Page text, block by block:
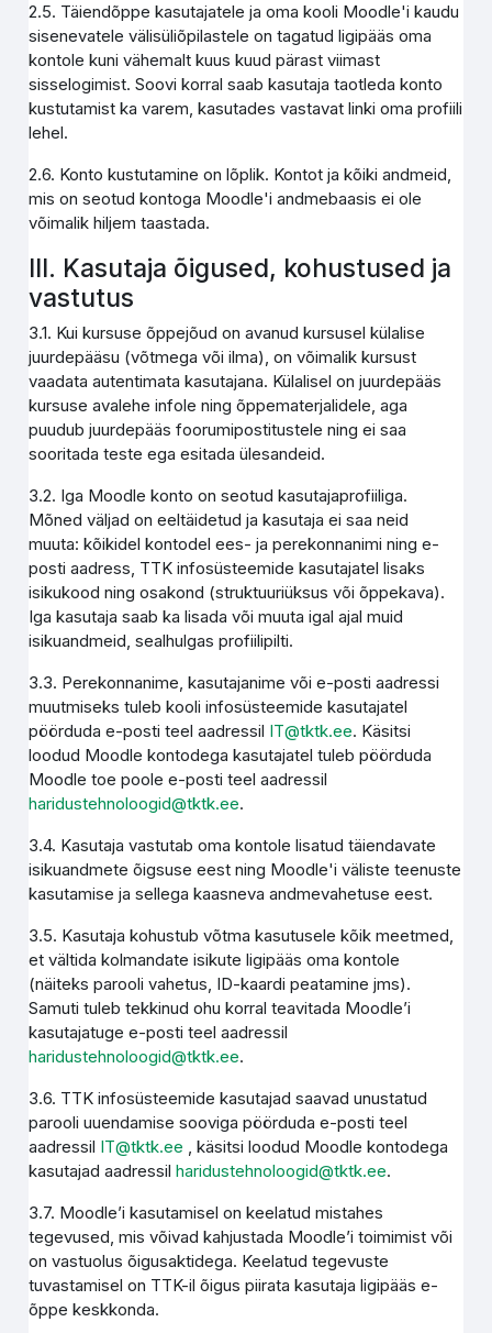
2.5. Täiendõppe kasutajatele ja oma kooli Moodle'i kaudu
sisenevatele välisüliõpilastele on tagatud ligipääs oma
kontole kuni vähemalt kuus kuud pärast viimast
sisselogimist. Soovi korral saab kasutaja taotleda konto
kustutamist ka varem, kasutades vastavat linki oma profiili
lehel.
2.6. Konto kustutamine on lõplik. Kontot ja kõiki andmeid,
mis on seotud kontoga Moodle'i andmebaasis ei ole
võimalik hiljem taastada.
III. Kasutaja õigused, kohustused ja
vastutus
3.1. Kui kursuse õppejõud on avanud kursusel külalise
juurdepääsu (võtmega või ilma), on võimalik kursust
vaadata autentimata kasutajana. Külalisel on juurdepääs
kursuse avalehe infole ning õppematerjalidele, aga
puudub juurdepääs foorumipostitustele ning ei saa
sooritada teste ega esitada ülesandeid.
3.2. Iga Moodle konto on seotud kasutajaprofiiliga.
Mõned väljad on eeltäidetud ja kasutaja ei saa neid
muuta: kõikidel kontodel ees- ja perekonnanimi ning e-
posti aadress, TTK infosüsteemide kasutajatel lisaks
isikukood ning osakond (struktuuriüksus või õppekava).
Iga kasutaja saab ka lisada või muuta igal ajal muid
isikuandmeid, sealhulgas profiilipilti.
3.3. Perekonnanime, kasutajanime või e-posti aadressi
muutmiseks tuleb kooli infosüsteemide kasutajatel
pöörduda e-posti teel aadressil IT@tktk.ee. Käsitsi
loodud Moodle kontodega kasutajatel tuleb pöörduda
Moodle toe poole e-posti teel aadressil
haridustehnoloogid@tktk.ee.
3.4. Kasutaja vastutab oma kontole lisatud täiendavate
isikuandmete õigsuse eest ning Moodle'i väliste teenuste
kasutamise ja sellega kaasneva andmevahetuse eest.
3.5. Kasutaja kohustub võtma kasutusele kõik meetmed,
et vältida kolmandate isikute ligipääs oma kontole
(näiteks parooli vahetus, ID-kaardi peatamine jms).
Samuti tuleb tekkinud ohu korral teavitada Moodle’i
kasutajatuge e-posti teel aadressil
haridustehnoloogid@tktk.ee.
3.6. TTK infosüsteemide kasutajad saavad unustatud
parooli uuendamise sooviga pöörduda e-posti teel
aadressil IT@tktk.ee , käsitsi loodud Moodle kontodega
kasutajad aadressilharidustehnoloogid@tktk.ee.
3.7. Moodle’i kasutamisel on keelatud mistahes
tegevused, mis võivad kahjustada Moodle’i toimimist või
on vastuolus õigusaktidega. Keelatud tegevuste
tuvastamisel on TTK-il õigus piirata kasutaja ligipääs e-
õppe keskkonda.